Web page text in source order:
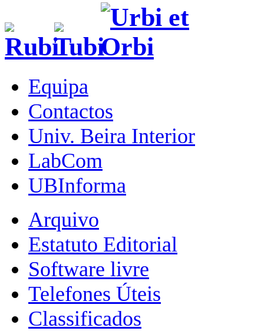
Equipa
Contactos
Univ. Beira Interior
LabCom
UBInforma
Arquivo
Estatuto Editorial
Software livre
Telefones Úteis
Classificados